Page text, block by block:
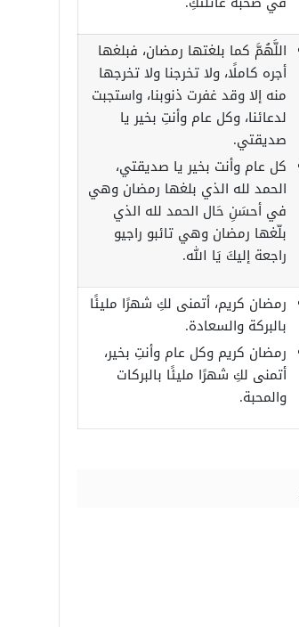
‏اللَّهُمَّ كما بلغتها رمضان، فبلغها
أجره ‏كاملًا، ولا تخرجنا ولا تخرجها
منه إلا وقد غفرت ‏ذنوبنا، واستجبت
لدعائنا، وكل عام وأنتِ بخير يا
صديقتي.
كل عام وأنت بخير يا صديقتي،
الحمد لله الذي بلغها رمضان وهي
في أحسَنِ حَال الحمد لله الذي
بلّغها رمضان وهي تائبو راجيو
راجعة إليكَ يَا الله.
رمضان كريم، أتمنى لكِ شهرًا مليئًا
بالبركة والسعادة.
رمضان كريم وكل عام وأنتِ بخير،
أتمنى لكِ شهرًا مليئًا بالبركات
والمحبة.